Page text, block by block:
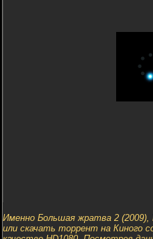
Именно Большая жратва 2
или скачать торрент на Киного